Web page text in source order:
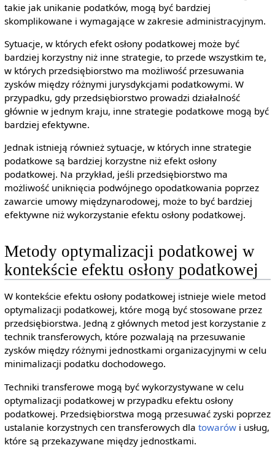
takie jak unikanie podatków, mogą być bardziej
skomplikowane i wymagające w zakresie administracyjnym.
Sytuacje, w których efekt osłony podatkowej może być
bardziej korzystny niż inne strategie, to przede wszystkim te,
w których przedsiębiorstwo ma możliwość przesuwania
zysków między różnymi jurysdykcjami podatkowymi. W
przypadku, gdy przedsiębiorstwo prowadzi działalność
głównie w jednym kraju, inne strategie podatkowe mogą być
bardziej efektywne.
Jednak istnieją również sytuacje, w których inne strategie
podatkowe są bardziej korzystne niż efekt osłony
podatkowej. Na przykład, jeśli przedsiębiorstwo ma
możliwość uniknięcia podwójnego opodatkowania poprzez
zawarcie umowy międzynarodowej, może to być bardziej
efektywne niż wykorzystanie efektu osłony podatkowej.
Metody optymalizacji podatkowej w
kontekście efektu osłony podatkowej
W kontekście efektu osłony podatkowej istnieje wiele metod
optymalizacji podatkowej, które mogą być stosowane przez
przedsiębiorstwa. Jedną z głównych metod jest korzystanie z
technik transferowych, które pozwalają na przesuwanie
zysków między różnymi jednostkami organizacyjnymi w celu
minimalizacji podatku dochodowego.
Techniki transferowe mogą być wykorzystywane w celu
optymalizacji podatkowej w przypadku efektu osłony
podatkowej. Przedsiębiorstwa mogą przesuwać zyski poprzez
ustalanie korzystnych cen transferowych dla towarówi usług,
które są przekazywane między jednostkami.